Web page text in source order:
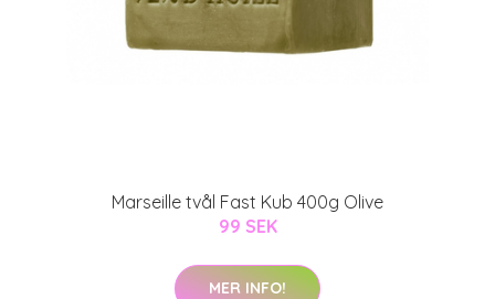
Marseille tvål Fast Kub 400g Olive
99 SEK
MER INFO!